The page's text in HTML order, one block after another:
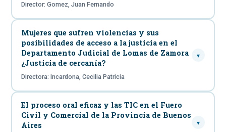
Director: Gomez, Juan Fernando
Mujeres que sufren violencias y sus
posibilidades de acceso a la justicia en el
Departamento Judicial de Lomas de Zamora
¿Justicia de cercanía?
Directora: Incardona, Cecilia Patricia
▾
El proceso oral eficaz y las TIC en el Fuero
Civil y Comercial de la Provincia de Buenos
Aires
▾